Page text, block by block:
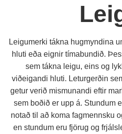
Leigumerki tákna hugmyndina
hluti eða eignir tímabundið.
sem tákna leigu, eins og
viðeigandi hluti. Leturgerðin
getur verið mismunandi eftir
sem boðið er upp á. Stundum
notað til að koma fagmennsku
en stundum eru fjörug og